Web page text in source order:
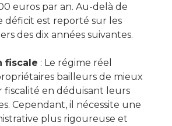
euros par an. Au-delà de
déficit est reporté sur les
des dix années suivantes.
fiscale : Le régime réel
bailleurs de mieux
fiscalité en déduisant leurs
Cependant, il nécessite une
plus rigoureuse et